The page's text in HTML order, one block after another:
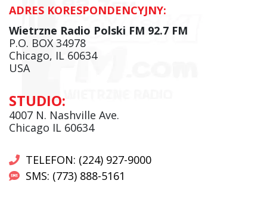
ADRES KORESPONDENCYJNY:
Wietrzne Radio Polski FM 92.7 FM
P.O. BOX 34978
Chicago, IL 60634
USA
STUDIO:
4007 N. Nashville Ave.
Chicago IL 60634
TELEFON: (224) 927-9000
SMS: (773) 888-5161